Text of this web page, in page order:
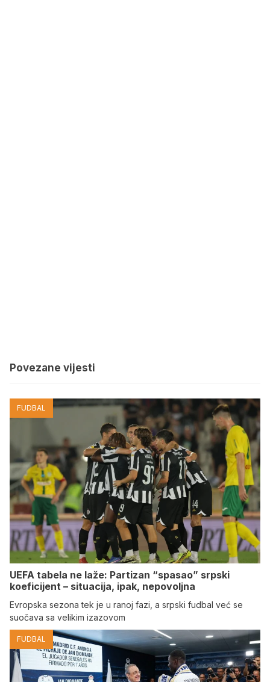
Povezane vijesti
FUDBAL
UEFA tabela ne laže: Partizan “spasao” srpski
koeficijent – situacija, ipak, nepovoljna
Evropska sezona tek je u ranoj fazi, a srpski fudbal već se
suočava sa velikim izazovom
FUDBAL